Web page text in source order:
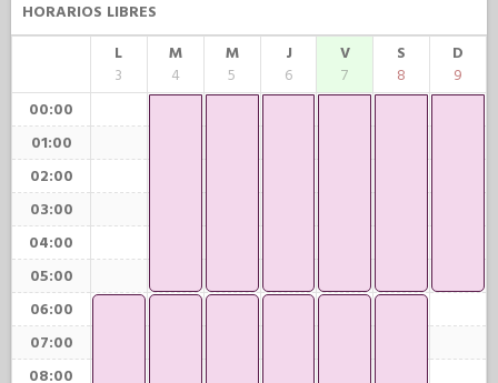
HORARIOS LIBRES
L
3
M
4
M
5
J
6
V
7
S
8
D
9
00:00
01:00
02:00
03:00
04:00
05:00
06:00
07:00
08:00